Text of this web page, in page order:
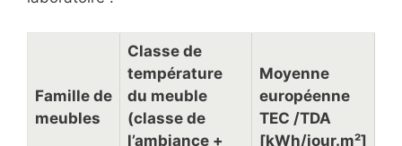
Famille de
meubles
Classe de
température
du meuble
(classe de
l’ambiance +
Moyenne
européenne
TEC /TDA
[kWh/jour.m²]